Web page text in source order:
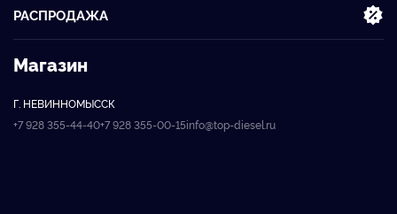
РАСПРОДАЖА
Магазин
Г. НЕВИННОМЫССК
+7 928 355-44-40+7 928 355-00-15info@top-diesel.ru